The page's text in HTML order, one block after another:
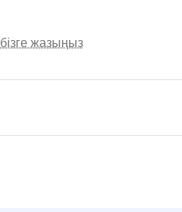
бізге жазыңыз